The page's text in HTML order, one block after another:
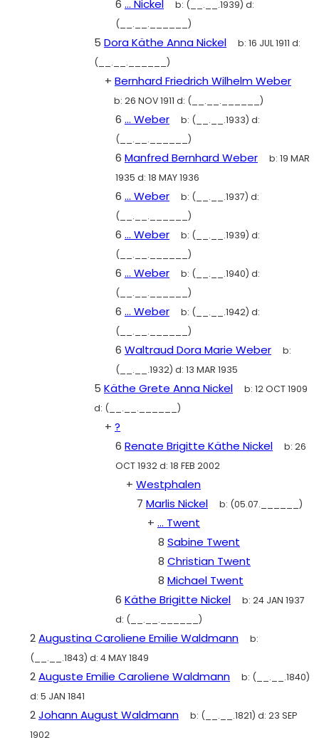
6 ... Nickel b: (__.__.1939) d:
(__.__.______)
5 Dora Käthe Anna Nickel b: 16 JUL 1911 d:
(__.__.______)
+ Bernhard Friedrich Wilhelm Weber
b: 26 NOV 1911 d: (__.__.______)
6 ... Weber b: (__.__.1933) d:
(__.__.______)
6 Manfred Bernhard Weber b: 19 MAR
1935 d: 18 MAY 1936
6 ... Weber b: (__.__.1937) d:
(__.__.______)
6 ... Weber b: (__.__.1939) d:
(__.__.______)
6 ... Weber b: (__.__.1940) d:
(__.__.______)
6 ... Weber b: (__.__.1942) d:
(__.__.______)
6 Waltraud Dora Marie Weber
b:
(__.__.1932) d: 13 MAR 1935
5 Käthe Grete Anna Nickel b: 12 OCT 1909
d: (__.__.______)
+ ?
6 Renate Brigitte Käthe Nickel b: 26
OCT 1932d: 18 FEB 2002
+ Westphalen
7 Marlis Nickel b: (05.07.______)
+ ... Twent
8 Sabine Twent
8 Christian Twent
8 Michael Twent
6 Käthe Brigitte Nickel b: 24 JAN 1937
d: (__.__.______)
2Augustina Caroliene Emilie Waldmann
b:
(__.__.1843) d: 4 MAY 1849
2Auguste Emilie Caroliene Waldmann b: (__.__.1840)
d: 5 JAN 1841
2Johann August Waldmann b: (__.__.1821) d: 23 SEP
1902